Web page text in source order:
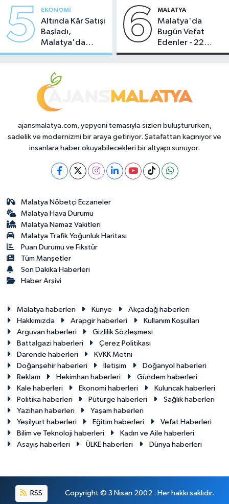
5 EKONOMI
Altında Kâr Satışı
Başladı,
Malatya'da
Makas Ne
6 MALATYA
Malatya'da
Bugün Vefat
Edenler - 22
Temmuz 2026
ajansmalatya.com, yepyeni temasıyla sizleri buluştururken,
sadelik ve modernizmi bir araya getiriyor. Şatafattan kaçınıyor ve
insanlara haber okuyabilecekleri bir altyapı sunuyor.
Malatya Nöbetçi Eczaneler
Malatya Hava Durumu
Malatya Namaz Vakitleri
Malatya Trafik Yoğunluk Haritası
Puan Durumu ve Fikstür
Tüm Manşetler
Son Dakika Haberleri
Haber Arşivi
Malatya haberleri Künye
Akçadağ haberleri
Hakkımızda
Arapgir haberleri
Kullanım Koşulları
Arguvan haberleri
Gizlilik Sözleşmesi
Battalgazi haberleri
Çerez Politikası
Darende haberleri
KVKK Metni
Doğanşehir haberleri
İletişim
Doğanyol haberleri
Reklam
Hekimhan haberleri
Gündem haberleri
Kale haberleri
Ekonomi haberleri
Kuluncak haberleri
Politika haberleri
Pütürge haberleri
Sağlık haberleri
Yazıhan haberleri
Yaşam haberleri
Yeşilyurt haberleri
Eğitim haberleri
Vefat Haberleri
Bilim ve Teknoloji haberleri
Kadın ve Aile haberleri
Asayiş haberleri
ÜLKE haberleri Dünya haberleri
RSS Copyright © 3 Nisan 2002 . Her hakkı saklıdır.